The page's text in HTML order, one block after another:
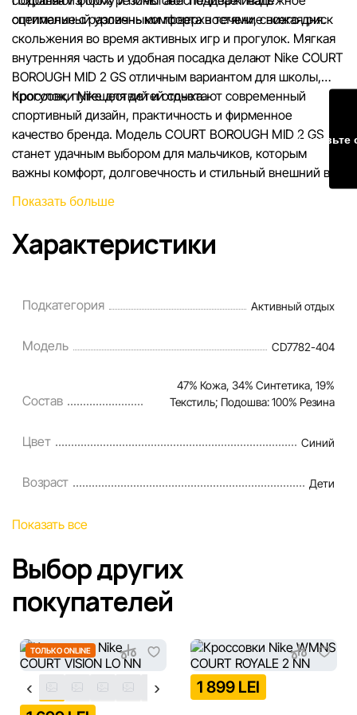
оптимальный уровень комфорта в течение всего дня.
сцепление с различными поверхностями, снижая риск
скольжения во время активных игр и прогулок. Мягкая
внутренняя часть и удобная посадка делают Nike COURT
BOROUGH MID 2 GS отличным вариантом для школы,
прогулок, путешествий и отдыха.
Кроссовки Nike для детей сочетают современный
спортивный дизайн, практичность и фирменное
качество бренда. Модель COURT BOROUGH MID 2 GS
станет удачным выбором для мальчиков, которым
важны комфорт, долговечность и стильный внешний вид
Показать больше
Характеристики
Подкатегория Активный отдых
Модель CD7782-404
Состав
47% Кожа, 34% Синтетика, 19%
Текстиль; Подошва: 100% Резина
Цвет Синий
Возраст Дети
Показать все
Выбор других
покупателей
ТОЛЬКО ONLINE
1 899 LEI
Оставьте